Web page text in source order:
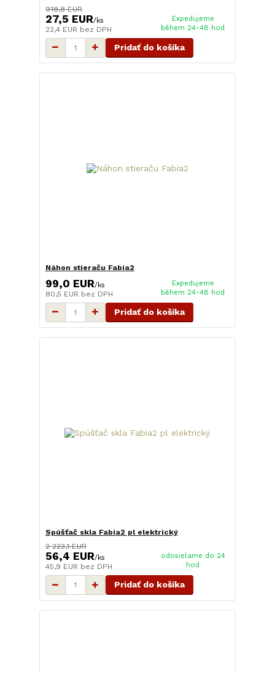
918,8 EUR
27,5 EUR/ks
22,4 EUR bez DPH
Expedujeme
během 24-48 hod
Pridať do košíka
Náhon stieraču Fabia2
99,0 EUR/ks
80,5 EUR bez DPH
Expedujeme
během 24-48 hod
Pridať do košíka
Spúšťač skla Fabia2 pl elektrický
2 223,1 EUR
56,4 EUR/ks
45,9 EUR bez DPH
odosielame do 24
hod
Pridať do košíka